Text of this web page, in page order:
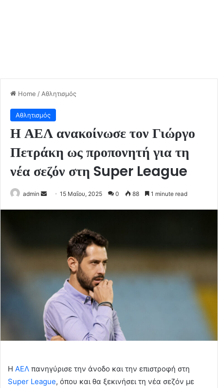
Home / Αθλητισμός
Αθλητισμός
Η ΑΕΛ ανακοίνωσε τον Γιώργο
Πετράκη ως προπονητή για τη
νέα σεζόν στη Super League
admin
Send15 Μαΐου, 2025 0 88 1 minute read
Η ΑΕΛ πανηγύρισε την άνοδο και την επιστροφή στη
Super League, όπου και θα ξεκινήσει τη νέα σεζόν με